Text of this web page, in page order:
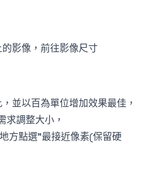
影像，前往影像尺寸
並以百為單位增加效果最佳，
調整大小，
方點選"最接近像素(保留硬